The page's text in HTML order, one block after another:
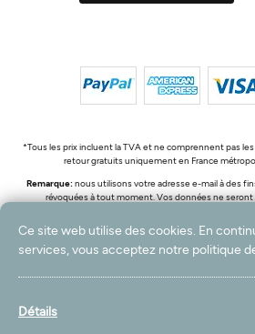
*Tous les prix incluent la TVA et ne comprennent pas
retour gratuits uniquement en France
Remarque:nous utilisons votre adresse e-mail à des
révoquées à tout moment. Vos données ne seront
createyourtemplate
Ce site web utilise des cookies. En
services, vous acceptez notre politique
Détails